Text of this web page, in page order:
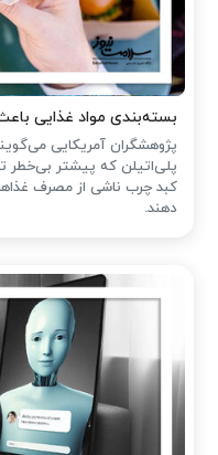
بسته‌بندی مواد غذایی
پژوهشگران آمریکایی
پلی‌اتیلن که پیشتر بی‌خطر
کبد چرب ناشی از مصرف
دهند.